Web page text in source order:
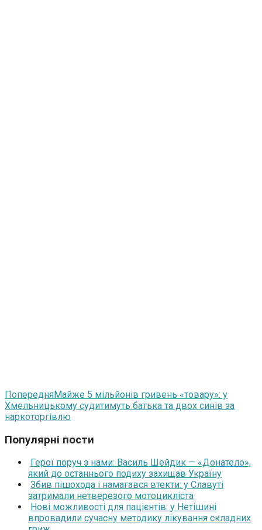
ПопередняМайже 5 мільйонів гривень «товару»: у
Хмельницькому судитимуть батька та двох синів за
наркоторгівлю
Популярні пости
Герої поруч з нами: Василь Шейдик — «Донатело»,
який до останнього подиху захищав Україну
Збив пішохода і намагався втекти: у Славуті
затримали нетверезого мотоцикліста
Нові можливості для пацієнтів: у Нетішині
впровадили сучасну методику лікування складних